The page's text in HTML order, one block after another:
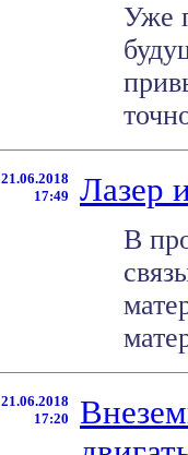
Уже
21.06.2018
17:49
Лазер
В
21.06.2018
17:20